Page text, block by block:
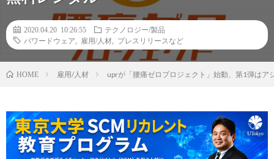
2020.04.20 10:26:55
テクノロジー/製品
パワードウェア
雇用/人材 プレスリリースなど
HOME 雇用/人材 uprが「腰痛ゼロプロジェクト」始動、第1弾はア